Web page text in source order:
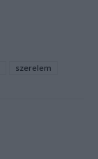
szerelem